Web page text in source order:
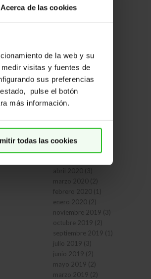
Acerca de las cookies
de la web y su
visitas y fuentes de
sus preferencias
pulse el botón
más información.
todas las cookies
octubre 2022
febrero 2022(1)
octubre 2021(1)
abril 2021(1)
marzo 2021(2)
febrero 2021
octubre 2020
septiembre 2020(2)
agosto 2020(1)
julio 2020
marzo 2020
febrero 2020 (1)
enero 2020 (2)
noviembre 2019 (3)
octubre 2019 (2)
septiembre 2019 (1)
julio 2019 (3)
junio 2019 (2)
mayo 2019 (2)
marzo 2019 (2)